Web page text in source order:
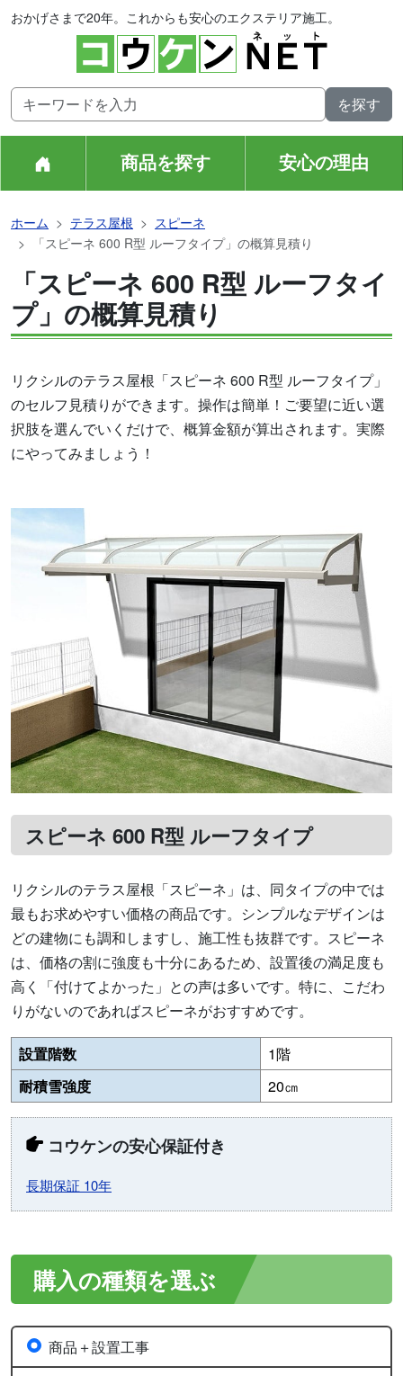
おかげさまで20年。これからも安心のエクステリア施工。
商品を探す 安心の理由
ホーム テラス屋根
スピーネ
「スピーネ 600 R型 ルーフタイプ」の概算見積り
「スピーネ 600 R型 ルーフタイ
プ」の概算見積り
リクシルのテラス屋根「スピーネ 600 R型 ルーフタイプ」
のセルフ見積りができます。操作は簡単！ご要望に近い選
択肢を選んでいくだけで、概算金額が算出されます。実際
にやってみましょう！
スピーネ 600 R型 ルーフタイプ
リクシルのテラス屋根「スピーネ」は、同タイプの中では
最もお求めやすい価格の商品です。シンプルなデザインは
どの建物にも調和しますし、施工性も抜群です。スピーネ
は、価格の割に強度も十分にあるため、設置後の満足度も
高く「付けてよかった」との声は多いです。特に、こだわ
りがないのであればスピーネがおすすめです。
設置階数
1階
耐積雪強度
20㎝
コウケンの安心保証付き
長期保証 10年
購入の種類を選ぶ
商品＋設置工事